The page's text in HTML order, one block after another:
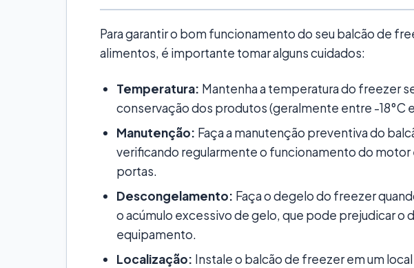
Para garantir o bom funcionamento do seu balcão de
alimentos, é importante tomar alguns cuidados:
Temperatura: Mantenha a temperatura do freezer
conservação dos produtos (geralmente entre -18°C
Manutenção: Faça a manutenção preventiva do
verificando regularmente o funcionamento do motor
portas.
Descongelamento: Faça o degelo do freezer
o acúmulo excessivo de gelo, que pode prejudicar o
equipamento.
Localização: Instale o balcão de freezer em um